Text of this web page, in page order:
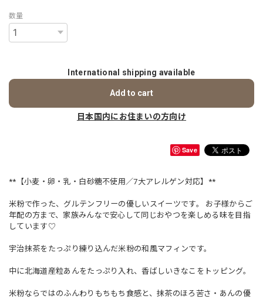
数量
International shipping available
Add to cart
日本国内にお住まいの方向け
Save
**【小麦・卵・乳・白砂糖不使用／7大アレルゲン対応】**
米粉で作った、グルテンフリーの優しいスイーツです。 お子様からご
年配の方まで、家族みんなで安心して同じおやつを楽しめる味を目指
しています♡
宇治抹茶をたっぷり練り込んだ米粉の和風マフィンです。
中に北海道産粒あんをたっぷり入れ、香ばしいきなこをトッピング。
米粉ならではのふんわりもちもち食感と、抹茶のほろ苦さ・あんの優